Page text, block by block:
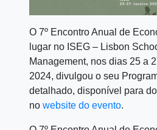
O 7º Encontro Anual de
lugar no ISEG – Lisbon
Management, nos dias 25 a
2024, divulgou o seu
detalhado, disponível para
no website do evento.